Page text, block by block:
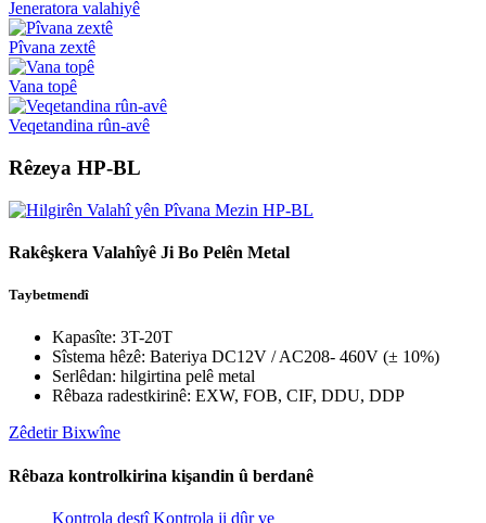
Jeneratora valahiyê
Pîvana zextê
Vana topê
Veqetandina rûn-avê
Rêzeya HP-BL
Rakêşkera Valahîyê Ji Bo Pelên Metal
Taybetmendî
Kapasîte: 3T-20T
Sîstema hêzê: Bateriya DC12V / AC208- 460V (± 10%)
Serlêdan: hilgirtina pelê metal
Rêbaza radestkirinê: EXW, FOB, CIF, DDU, DDP
Zêdetir Bixwîne
Rêbaza kontrolkirina kişandin û berdanê
Kontrola destî Kontrola ji dûr ve